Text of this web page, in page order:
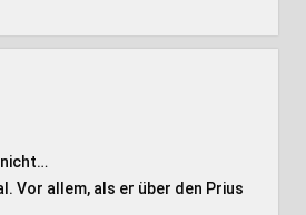
nicht…
Vor allem, als er über den Prius